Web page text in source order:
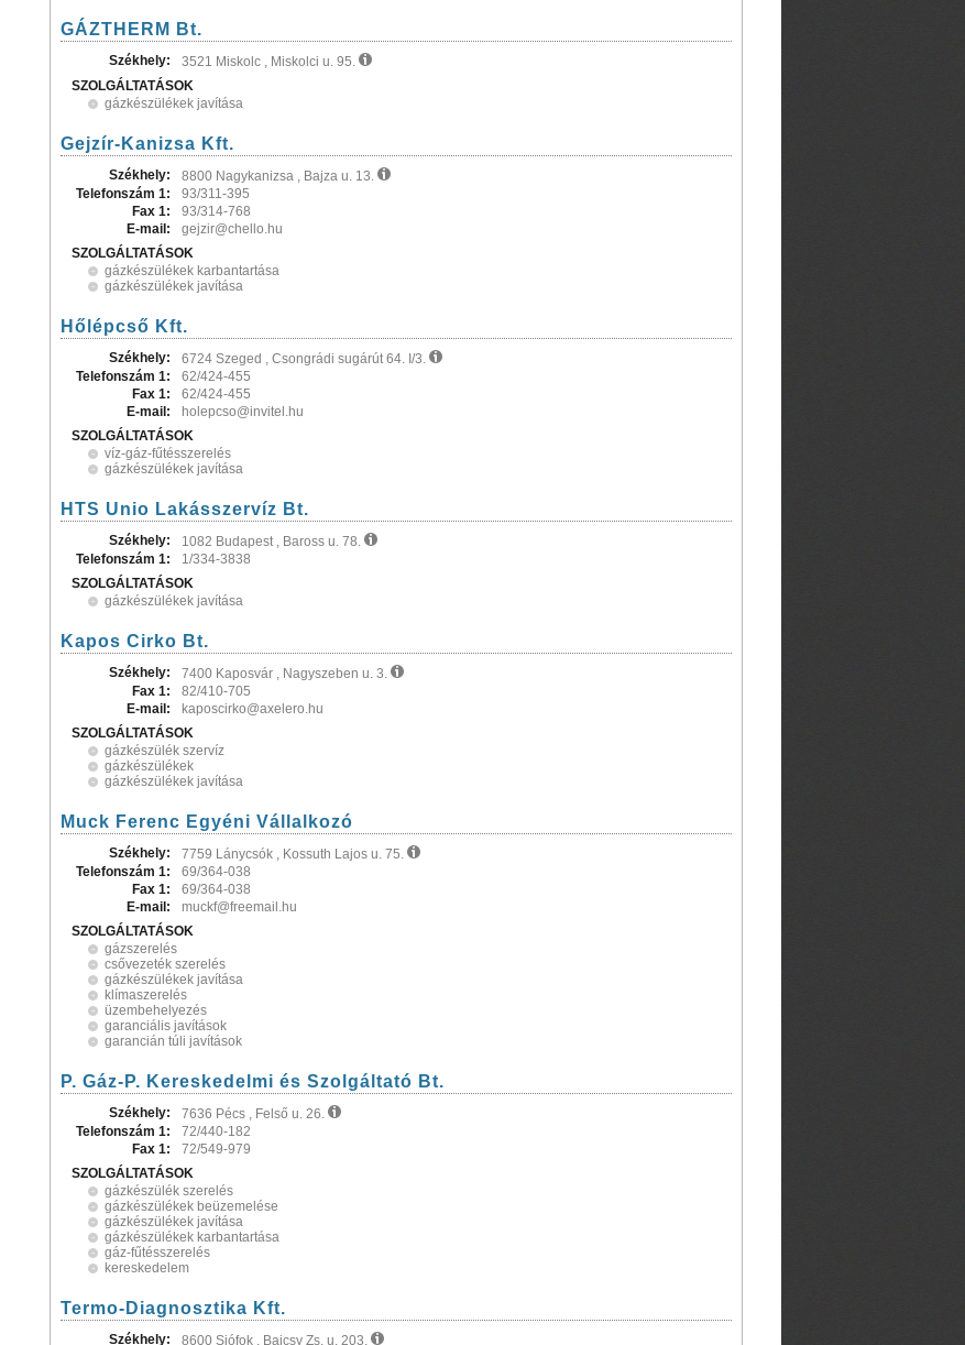
GÁZTHERM Bt.
Székhely:
3521 Miskolc , Miskolci u. 95.
SZOLGÁLTATÁSOK
gázkészülékek javítása
Gejzír-Kanizsa Kft.
Székhely:
8800 Nagykanizsa , Bajza u. 13.
Telefonszám 1:
93/311-395
Fax 1:
93/314-768
E-mail:
gejzir@chello.hu
SZOLGÁLTATÁSOK
gázkészülékek karbantartása
gázkészülékek javítása
Hőlépcső Kft.
Székhely:
6724 Szeged , Csongrádi sugárút 64. I/3.
Telefonszám 1:
62/424-455
Fax 1:
62/424-455
E-mail:
holepcso@invitel.hu
SZOLGÁLTATÁSOK
víz-gáz-fűtésszerelés
gázkészülékek javítása
HTS Unio Lakásszervíz Bt.
Székhely:
1082 Budapest , Baross u. 78.
Telefonszám 1:
1/334-3838
SZOLGÁLTATÁSOK
gázkészülékek javítása
Kapos Cirko Bt.
Székhely:
7400 Kaposvár , Nagyszeben u. 3.
Fax 1:
82/410-705
E-mail:
kaposcirko@axelero.hu
SZOLGÁLTATÁSOK
gázkészülék szervíz
gázkészülékek
gázkészülékek javítása
Muck Ferenc Egyéni Vállalkozó
Székhely:
7759 Lánycsók , Kossuth Lajos u. 75.
Telefonszám 1:
69/364-038
Fax 1:
69/364-038
E-mail:
muckf@freemail.hu
SZOLGÁLTATÁSOK
gázszerelés
csővezeték szerelés
gázkészülékek javítása
klímaszerelés
üzembehelyezés
garanciális javítások
garancián túli javítások
P. Gáz-P. Kereskedelmi és Szolgáltató Bt.
Székhely:
7636 Pécs , Felső u. 26.
Telefonszám 1:
72/440-182
Fax 1:
72/549-979
SZOLGÁLTATÁSOK
gázkészülék szerelés
gázkészülékek beüzemelése
gázkészülékek javítása
gázkészülékek karbantartása
gáz-fűtésszerelés
kereskedelem
Termo-Diagnosztika Kft.
Székhely: 8600 Siófok , Bajcsy Zs. u. 203.